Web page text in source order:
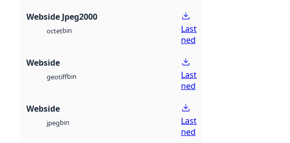
Webside Jpeg2000
octetbin
Last
ned
Webside
geotiffbin
Last
ned
Webside
jpegbin
Last
ned